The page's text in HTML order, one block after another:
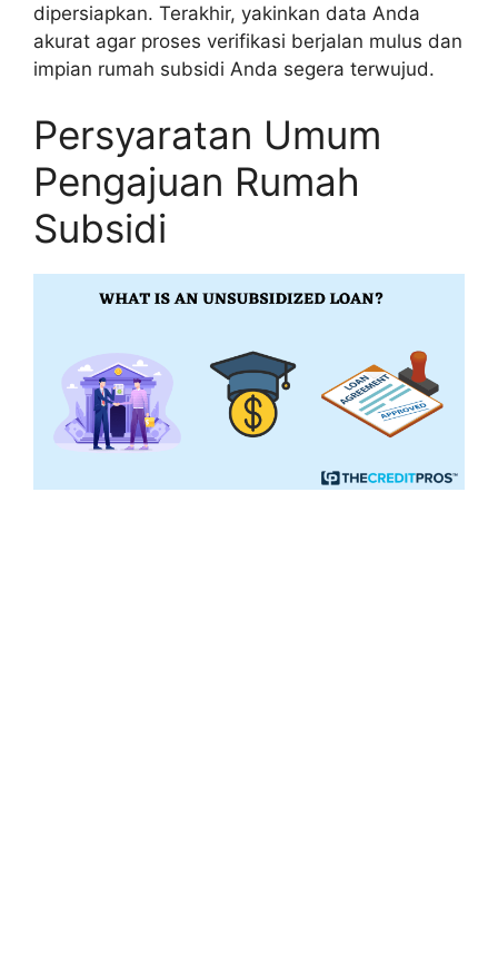
dipersiapkan. Terakhir, yakinkan data Anda
akurat agar proses verifikasi berjalan mulus dan
impian rumah subsidi Anda segera terwujud.
Persyaratan Umum
Pengajuan Rumah
Subsidi